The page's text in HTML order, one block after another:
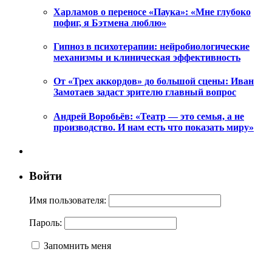
Харламов о переносе «Паука»: «Мне глубоко
пофиг, я Бэтмена люблю»
Гипноз в психотерапии: нейробиологические
механизмы и клиническая эффективность
От «Трех аккордов» до большой сцены: Иван
Замотаев задаст зрителю главный вопрос
Андрей Воробьёв: «Театр — это семья, а не
производство. И нам есть что показать миру»
Войти
Имя пользователя:
Пароль:
Запомнить меня